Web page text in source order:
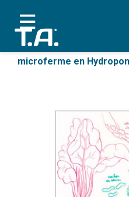
/ Hydroponie
microferme en